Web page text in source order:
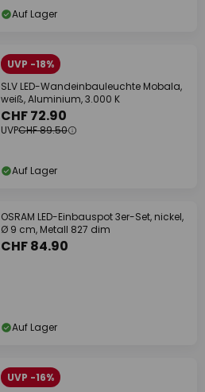
Auf Lager
UVP -18%
SLV LED-Wandeinbauleuchte Mobala,
weiß, Aluminium, 3.000 K
CHF 72.90
UVPCHF 89.50
Auf Lager
OSRAM LED-Einbauspot 3er-Set, nickel,
Ø 9 cm, Metall 827 dim
CHF 84.90
Auf Lager
UVP -16%